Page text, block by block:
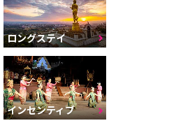
ロングステイ
インセンティブ